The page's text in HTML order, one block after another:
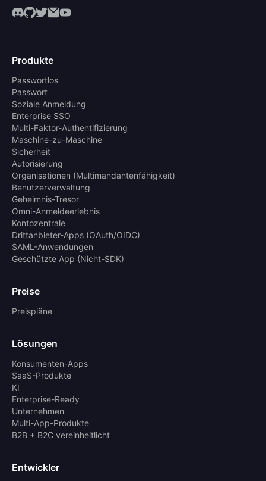
Produkte
Passwortlos
Passwort
Soziale Anmeldung
Enterprise SSO
Multi-Faktor-Authentifizierung
Maschine-zu-Maschine
Sicherheit
Autorisierung
Organisationen (Multimandantenfähigkeit)
Benutzerverwaltung
Geheimnis-Tresor
Omni-Anmeldeerlebnis
Kontozentrale
Drittanbieter-Apps (OAuth/OIDC)
SAML-Anwendungen
Geschützte App (Nicht-SDK)
Preise
Preispläne
Lösungen
Konsumenten-Apps
SaaS-Produkte
KI
Enterprise-Ready
Unternehmen
Multi-App-Produkte
B2B + B2C vereinheitlicht
Entwickler